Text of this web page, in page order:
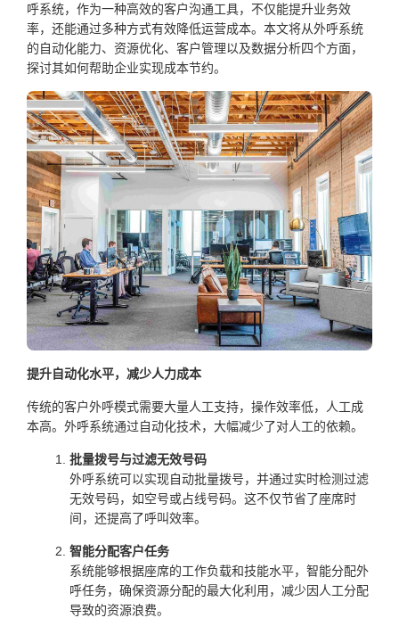
呼系统，作为一种高效的客户沟通工具，不仅能提升业务效
率，还能通过多种方式有效降低运营成本。本文将从外呼系统
的自动化能力、资源优化、客户管理以及数据分析四个方面，
探讨其如何帮助企业实现成本节约。
提升自动化水平，减少人力成本
传统的客户外呼模式需要大量人工支持，操作效率低，人工成
本高。外呼系统通过自动化技术，大幅减少了对人工的依赖。
批量拨号与过滤无效号码
外呼系统可以实现自动批量拨号，并通过实时检测过滤
无效号码，如空号或占线号码。这不仅节省了座席时
间，还提高了呼叫效率。
智能分配客户任务
系统能够根据座席的工作负载和技能水平，智能分配外
呼任务，确保资源分配的最大化利用，减少因人工分配
导致的资源浪费。